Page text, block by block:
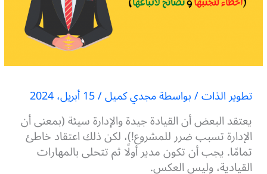
تطوير الذات/ بواسطةمجدي كميل/15 أبريل، 2024
يعتقد البعض أن القيادة جيدة والإدارة سيئة (بمعنى أن
الإدارة تسبب ضرر للمشروع!)، لكن ذلك اعتقاد خاطئ
تمامًا. يجب أن تكون مدير أولًا ثم تتحلى بالمهارات
القيادية، وليس العكس.